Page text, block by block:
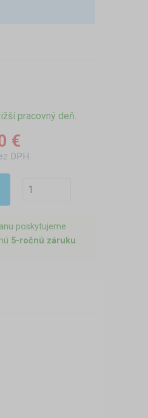
pracovný deň.
€
DPH
poskytujeme
5-ročnú záruku.